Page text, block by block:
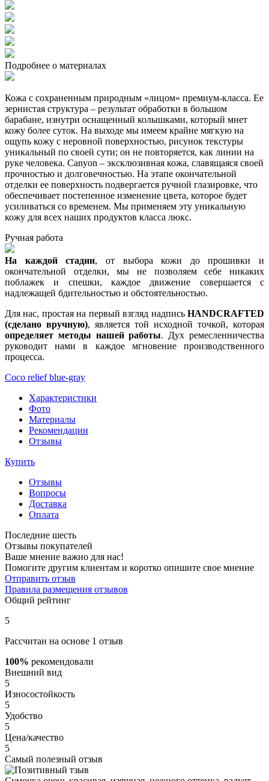
Подробнее о материалах
Кожа с сохраненным природным «лицом» премиум-класса. Ее
зернистая структура – результат обработки в большом
барабане, изнутри оснащенный колышками, который мнет
кожу более суток. На выходе мы имеем крайне мягкую на
ощупь кожу с неровной поверхностью, рисунок текстуры
уникальный по своей сути; он не повторяется, как линии на
руке человека. Canyon – эксклюзивная кожа, славящаяся своей
прочностью и долговечностью. На этапе окончательной
отделки ее поверхность подвергается ручной глазировке, что
обеспечивает постепенное изменение цвета, которое будет
усиливаться со временем. Мы применяем эту уникальную
кожу для всех наших продуктов класса люкс.
Ручная работа
На каждой стадии, от выбора кожи до прошивки и
окончательной отделки, мы не позволяем себе никаких
поблажек и спешки, каждое движение совершается с
надлежащей бдительностью и обстоятельностью.
Для нас, простая на первый взгляд надпись HANDCRAFTED
(сделано вручную), является той исходной точкой, которая
определяет методы нашей работы. Дух ремесленничества
руководит нами в каждое мгновение производственного
процесса.
Coco relief blue-gray
Характеристики
Фото
Материалы
Рекомендации
Отзывы
Купить
Отзывы
Вопросы
Доставка
Оплата
Последние шесть
Отзывы покупателей
Ваше мнение важно для нас!
Помогите другим клиентам и коротко опишите свое мнение
Отправить отзыв
Правила размещения отзывов
Общий рейтинг
5
Рассчитан на основе 1 отзыв
100% рекомендовали
Внешний вид
5
Износостойкость
5
Удобство
5
Цена/качество
5
Самый полезный отзыв